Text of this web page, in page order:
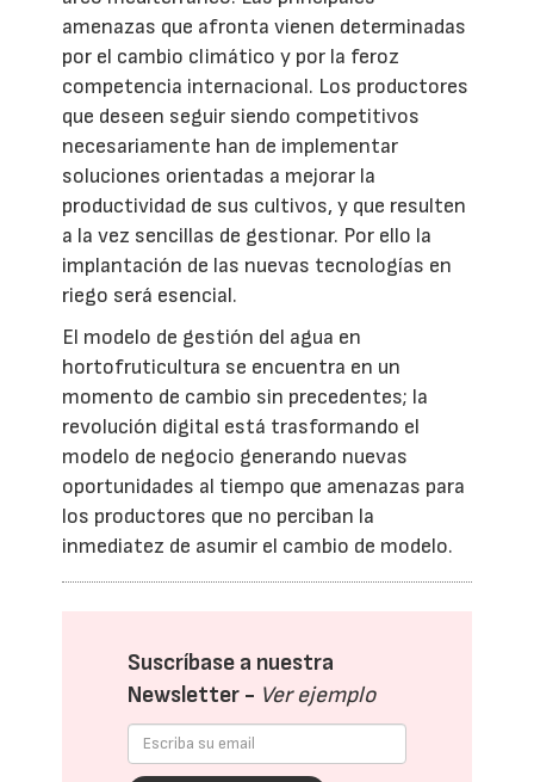
amenazas que afronta vienen determinadas
por el cambio climático y por la feroz
competencia internacional. Los productores
que deseen seguir siendo competitivos
necesariamente han de implementar
soluciones orientadas a mejorar la
productividad de sus cultivos, y que resulten
a la vez sencillas de gestionar. Por ello la
implantación de las nuevas tecnologías en
riego será esencial.
El modelo de gestión del agua en
hortofruticultura se encuentra en un
momento de cambio sin precedentes; la
revolución digital está trasformando el
modelo de negocio generando nuevas
oportunidades al tiempo que amenazas para
los productores que no perciban la
inmediatez de asumir el cambio de modelo.
Suscríbase a nuestra
Newsletter - Ver ejemplo